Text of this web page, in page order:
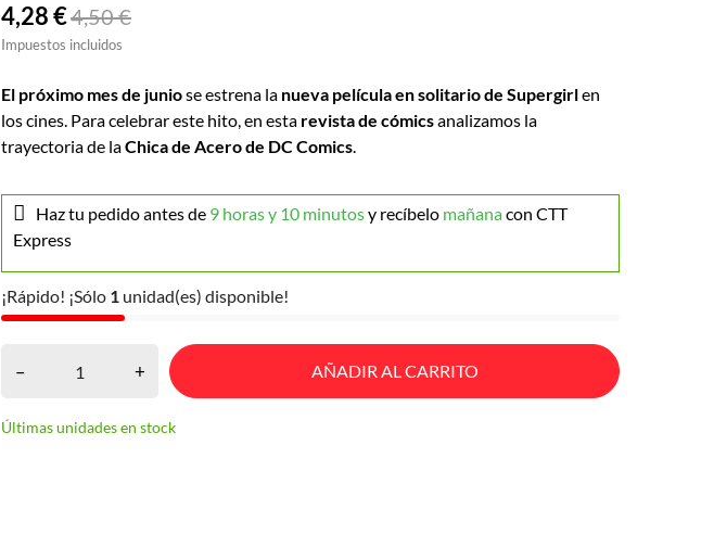
4,28 €4,50 €
Impuestos incluidos
El próximo mes de juniose estrena la nueva película en solitario de Supergirlen
los cines. Para celebrar este hito, en esta revista de cómicsanalizamos la
trayectoria de laChica de Acero de DC Comics.
Haz tu pedido antes de 9 horas y 10 minutosy recíbelo mañanacon CTT
Express
¡Rápido! ¡Sólo 1 unidad(es) disponible!
– + AÑADIR AL CARRITO
Últimas unidades en stock